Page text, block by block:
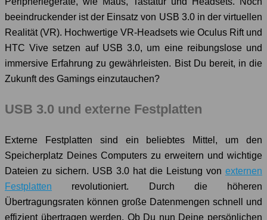
beeindruckender ist der Einsatz von USB 3.0 in der virtuellen
Realität (VR). Hochwertige VR-Headsets wie Oculus Rift und
HTC Vive setzen auf USB 3.0, um eine reibungslose und
immersive Erfahrung zu gewährleisten. Bist Du bereit, in die
Zukunft des Gamings einzutauchen?
USB 3.0 und externe Festplatten
Externe Festplatten sind ein beliebtes Mittel, um den
Speicherplatz Deines Computers zu erweitern und wichtige
Dateien zu sichern. USB 3.0 hat die Leistung von externen
Festplatten revolutioniert. Durch die höheren
Übertragungsraten können große Datenmengen schnell und
effizient übertragen werden. Ob Du nun Deine persönlichen